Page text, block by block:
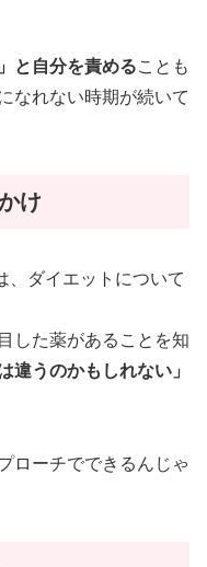
と自分を責めることも
なれない時期が続いて
け
、ダイエットについて
した薬があることを知
違うのかもしれない」
ローチでできるんじゃ